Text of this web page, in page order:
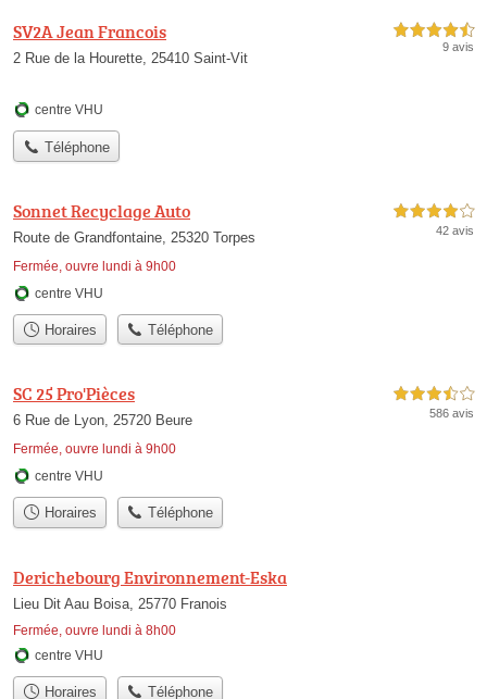
SV2A Jean Francois
2 Rue de la Hourette, 25410 Saint-Vit
4,5 étoiles sur 5
9 avis
centre VHU
Téléphone
Sonnet Recyclage Auto
Route de Grandfontaine, 25320 Torpes
Fermée, ouvre lundi à 9h00
4,0 étoiles sur 5
42 avis
centre VHU
Horaires Téléphone
SC 25 Pro'Pièces
6 Rue de Lyon, 25720 Beure
Fermée, ouvre lundi à 9h00
3,5 étoiles sur 5
586 avis
centre VHU
Horaires Téléphone
Derichebourg Environnement-Eska
Lieu Dit Aau Boisa, 25770 Franois
Fermée, ouvre lundi à 8h00
centre VHU
Horaires Téléphone